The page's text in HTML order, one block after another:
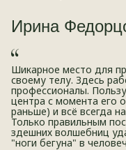
Ирина
Шикарное место для
своему телу. Здесь
профессионалы.
центра с момента его
раньше) и всё всегда
Только правильным
здешних волшебниц
"ноги бегуна" в